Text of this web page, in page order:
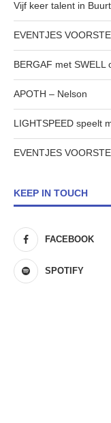
Vijf keer talent in
EVENTJES
BERGAF met SWELL
APOTH – Nelson
LIGHTSPEED speelt
EVENTJES
KEEP IN TOUCH
FACEBOOK
SPOTIFY